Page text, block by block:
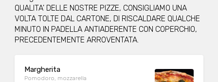
QUALITA' DELLE NOSTRE PIZZE, CONSIGLIAMO UNA
VOLTA TOLTE DAL CARTONE, DI RISCALDARE QUALCHE
MINUTO IN PADELLA ANTIADERENTE CON COPERCHIO,
PRECEDENTEMENTE ARROVENTATA.
Margherita
Pomodoro, mozzarella